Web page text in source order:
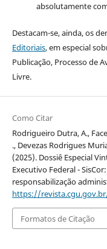
absolutamente
Destacam-se, ainda, os
Editoriais, em especial
Publicação, Processo de
Livre.
Como Citar
Rodrigueiro Dutra, A.,
., Devezas Rodrigues
(2025). Dossiê Especial
Executivo Federal -
responsabilização
https://
Formatos de Citação